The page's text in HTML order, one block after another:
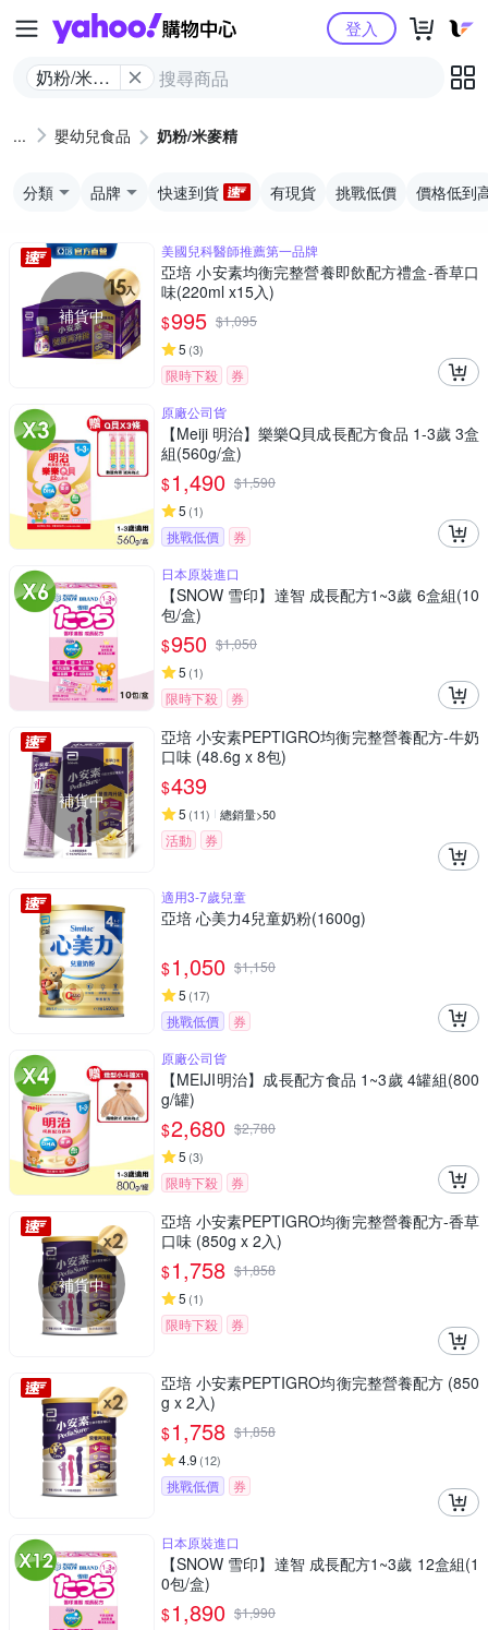
Yahoo購物中心
奶粉/米麥
登入
嬰幼兒食品 奶粉/米麥精
分類 品牌 快速到貨 有現貨 挑戰低價 價格低到
補貨中
美國兒科醫師推薦第一品牌
亞培 小安素均衡完整營養即飲配方禮盒-香草口
味(220ml x15入)
$995 $1,095
5 (3)
限時下殺
券
原廠公司貨
【Meiji 明治】樂樂Q貝成長配方食品 1-3歲 3盒
組(560g/盒)
$1,490 $1,590
5 (1)
挑戰低價
券
日本原裝進口
【SNOW 雪印】達智 成長配方1~3歲 6盒組(10
包/盒)
$950 $1,050
5 (1)
限時下殺 券
補貨中
亞培 小安素PEPTIGRO均衡完整營養配方-牛奶
口味 (48.6g x 8包)
$439
5 (11) 總銷量>50
活動 券
適用3-7歲兒童
亞培 心美力4兒童奶粉(1600g)
$1,050 $1,150
5 (17)
挑戰低價
券
原廠公司貨
【MEIJI明治】成長配方食品 1~3歲 4罐組(800
g/罐)
$2,680 $2,780
5 (3)
限時下殺 券
補貨中
亞培 小安素PEPTIGRO均衡完整營養配方-香草
口味 (850g x 2入)
$1,758 $1,858
5 (1)
限時下殺 券
亞培 小安素PEPTIGRO均衡完整營養配方 (850
g x 2入)
$1,758 $1,858
4.9 (12)
挑戰低價 券
日本原裝進口
【SNOW 雪印】達智 成長配方1~3歲 12盒組(1
0包/盒)
$1,890 $1,990